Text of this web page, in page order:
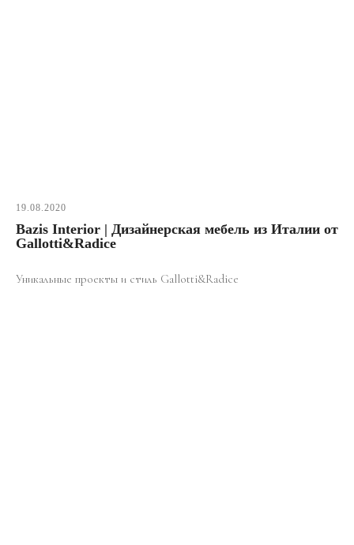
19.08.2020
Bazis Interior | Дизайнерская мебель из Италии от
Gallotti&Radice
Уникальные проекты и стиль Gallotti&Radice